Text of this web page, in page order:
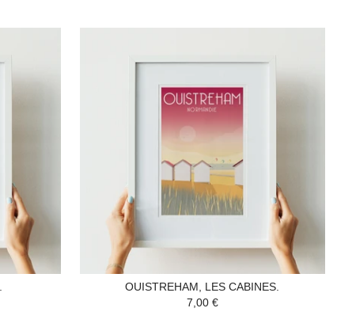
OUISTREHAM, LES CABINES.
7,00 €